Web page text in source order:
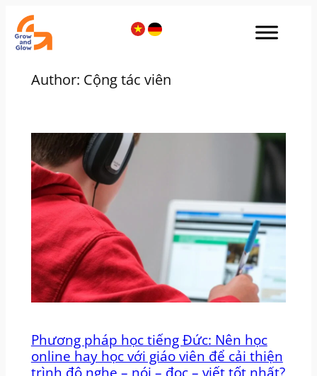
Skip
to
content
Author: Cộng tác viên
Phương pháp học tiếng Đức: Nên học
online hay học với giáo viên để cải thiện
trình độ nghe – nói – đọc – viết tốt nhất?